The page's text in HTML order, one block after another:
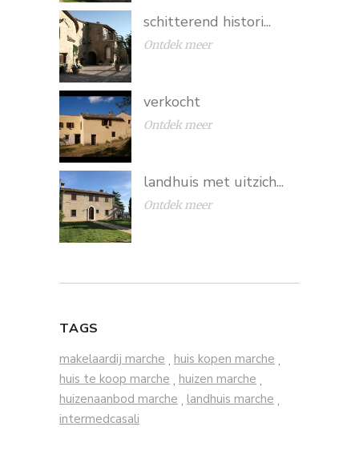
schitterend histori...
Ontdek meer
verkocht
Ontdek meer
landhuis met uitzich...
Ontdek meer
TAGS
makelaardij marche , huis kopen marche ,
huis te koop marche , huizen marche ,
huizenaanbod marche , landhuis marche ,
intermedcasali